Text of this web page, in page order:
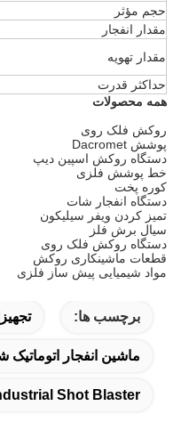
حجم مؤثر
مقدار انفجار
مقدار تهویه
حداکثر قدرت
همه محصولات
روکش فلک روی
پوشش Dacromet
دستگاه روکش اسپین دیپ
خط پوشش فلزی
کوره پخت
دستگاه انفجار شات
تمیز کردن ویفر سیلیکون
سیال برش فلز
دستگاه روکش فلک روی
قطعات ماشینکاری روکش
مواد شیمیایی پیش ساز فلزی
برچسب ها:
ماشین انفجار اتوماتیک
Shot Blaster